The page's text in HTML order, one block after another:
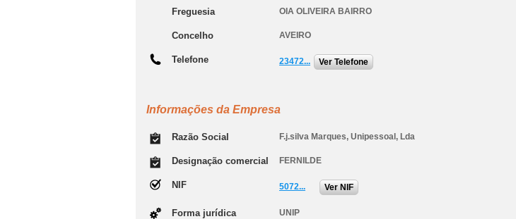
Freguesia OIA OLIVEIRA BAIRRO
Concelho AVEIRO
Telefone 23472... Ver Telefone
Informações da Empresa
Razão Social F.j.silva Marques, Unipessoal, Lda
Designação comercial FERNILDE
NIF 5072... Ver NIF
Forma jurídica UNIP